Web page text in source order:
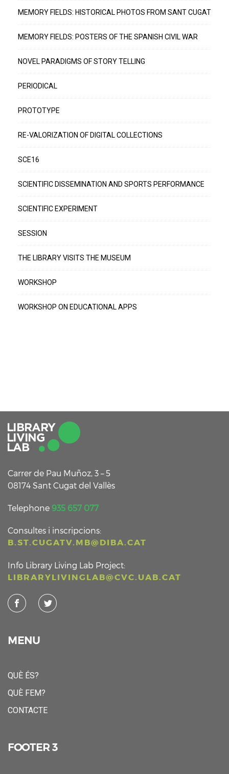
MEMORY FIELDS: HISTORICAL PHOTOS FROM SANT CUGAT
MEMORY FIELDS: POSTERS OF THE SPANISH CIVIL WAR
NOVEL PARADIGMS OF STORY TELLING
PERIODICAL
PROTOTYPE
RE-VALORIZATION OF DIGITAL COLLECTIONS
SCE16
SCIENTIFIC DISSEMINATION AND SPORTS PERFORMANCE
SCIENTIFIC EXPERIMENT
SESSION
THE LIBRARY VISITS THE MUSEUM
WORKSHOP
WORKSHOP ON EDUCATIONAL APPS
Carrer de Pau Muñoz, 3 – 5
08174 Sant Cugat del Vallès
Telephone 935 657 077
Consultes i inscripcions:
B.ST.CUGATV.MB@DIBA.CAT
Info Library Living Lab Project:
LIBRARYLIVINGLAB@CVC.UAB.CAT
MENU
QUÈ ÉS?
QUÈ FEM?
CONTACTE
FOOTER 3